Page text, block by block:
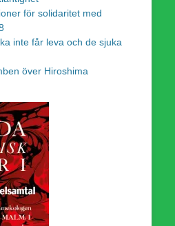
för solidaritet med
inte får leva och de sjuka
över Hiroshima